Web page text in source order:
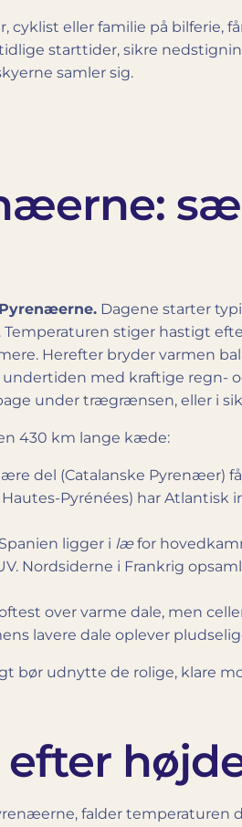
cyklist eller familie på bilferie,
starttider, sikre
samler sig.
Dagene starter
stiger hastigt
Herefter bryder varmen
undertiden med kraftige regn-
under trægrænsen, eller i
430 km lange kæde:
del (Catalanske Pyrenæer)
Hautes-Pyrénées) har
ligger i læfor
Nordsiderne i Frankrig
over varme dale, men
lavere dale oplever
bør udnytte de rolige, klare
falder temperaturen